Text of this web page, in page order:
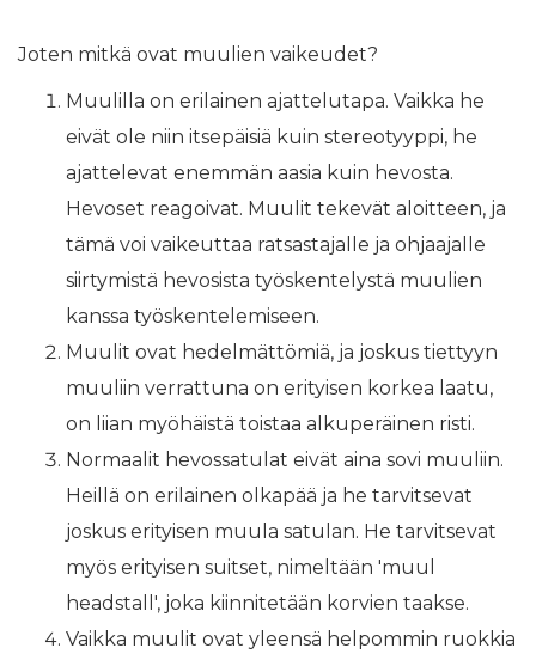
Joten mitkä ovat muulien vaikeudet?
Muulilla on erilainen ajattelutapa. Vaikka he
eivät ole niin itsepäisiä kuin stereotyyppi, he
ajattelevat enemmän aasia kuin hevosta.
Hevoset reagoivat. Muulit tekevät aloitteen, ja
tämä voi vaikeuttaa ratsastajalle ja ohjaajalle
siirtymistä hevosista työskentelystä muulien
kanssa työskentelemiseen.
Muulit ovat hedelmättömiä, ja joskus tiettyyn
muuliin verrattuna on erityisen korkea laatu,
on liian myöhäistä toistaa alkuperäinen risti.
Normaalit hevossatulat eivät aina sovi muuliin.
Heillä on erilainen olkapää ja he tarvitsevat
joskus erityisen muula satulan. He tarvitsevat
myös erityisen suitset, nimeltään 'muul
headstall', joka kiinnitetään korvien taakse.
Vaikka muulit ovat yleensä helpommin ruokkia